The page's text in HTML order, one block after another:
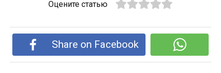
Оцените статью
Share on Facebook